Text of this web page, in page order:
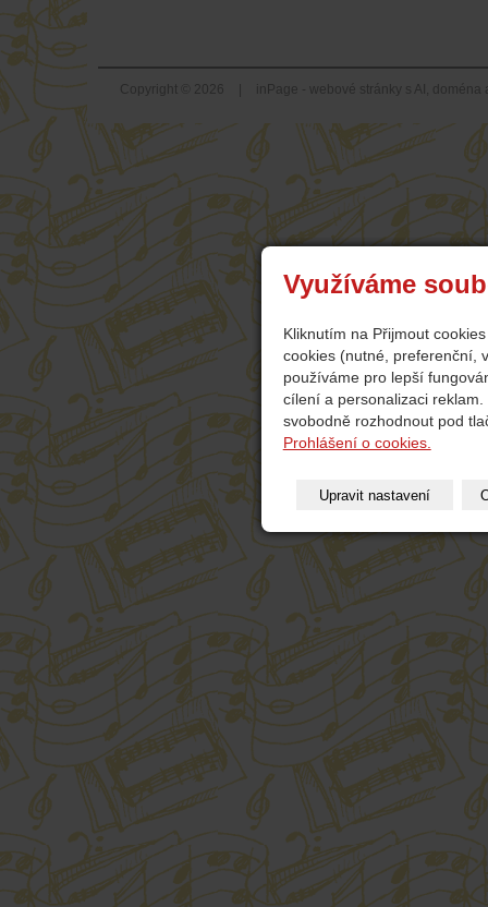
Copyright © 2026 inPage - webové stránky s AI, doména
Využíváme
Kliknutím na Přijmout
cookies (nutné, preferenční,
používáme pro lepší
cílení a personalizaci
svobodně rozhodnout pod
Prohlášení o cookies.
Upravit nastavení